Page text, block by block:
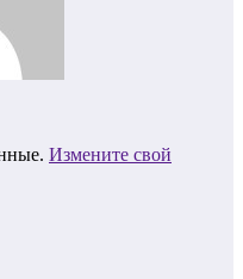
Измените свой